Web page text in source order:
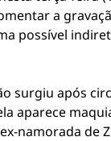
a
possível
surgiu após
aparece
namorada de